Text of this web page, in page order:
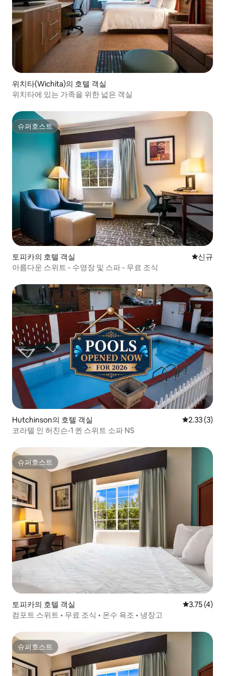
위치타(Wichita)의 호텔 객실
위치타에 있는 가족을 위한 넓은 객실
슈퍼호스트
슈퍼호스트
토피카의 호텔 객실 신규 숙소
신규
아름다운 스위트 - 수영장 및 스파 - 무료 조식
Hutchinson의 호텔 객실 평점 2.33점
2.33 (3)
코라텔 인 허친슨-1 퀸 스위트 소파 NS
슈퍼호스트
슈퍼호스트
토피카의 호텔 객실 평점 3.75점
3.75 (4)
컴포트 스위트 • 무료 조식 • 온수 욕조 • 냉장고
슈퍼호스트
슈퍼호스트